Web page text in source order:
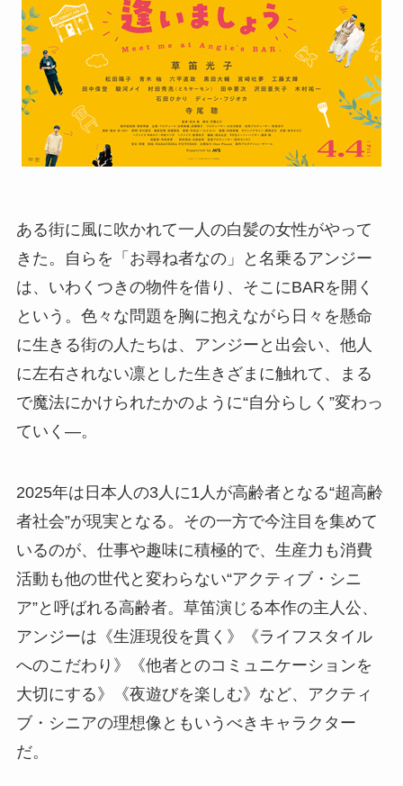
ある街に風に吹かれて一人の白髪の女性がやって
きた。自らを「お尋ね者なの」と名乗るアンジー
は、いわくつきの物件を借り、そこにBARを開く
という。色々な問題を胸に抱えながら日々を懸命
に生きる街の人たちは、アンジーと出会い、他人
に左右されない凛とした生きざまに触れて、まる
で魔法にかけられたかのように“自分らしく”変わっ
ていく―。
2025年は日本人の3人に1人が高齢者となる“超高齢
者社会”が現実となる。その一方で今注目を集めて
いるのが、仕事や趣味に積極的で、生産力も消費
活動も他の世代と変わらない“アクティブ・シニ
ア”と呼ばれる高齢者。草笛演じる本作の主人公、
アンジーは《生涯現役を貫く》《ライフスタイル
へのこだわり》《他者とのコミュニケーションを
大切にする》《夜遊びを楽しむ》など、アクティ
ブ・シニアの理想像ともいうべきキャラクター
だ。